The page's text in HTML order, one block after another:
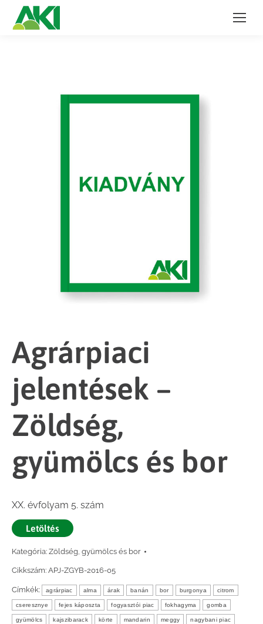
Agrárpiaci
jelentések –
Zöldség,
gyümölcs és bor
XX. évfolyam 5. szám
Letöltés
Kategória: Zöldség, gyümölcs és bor
Cikkszám: APJ-ZGYB-2016-05
Címkék: agrárpiac alma árak banán bor burgonya citrom
cseresznye fejes káposzta fogyasztói piac fokhagyma gomba
gyümölcs kajszibarack körte mandarin meggy nagybani piac